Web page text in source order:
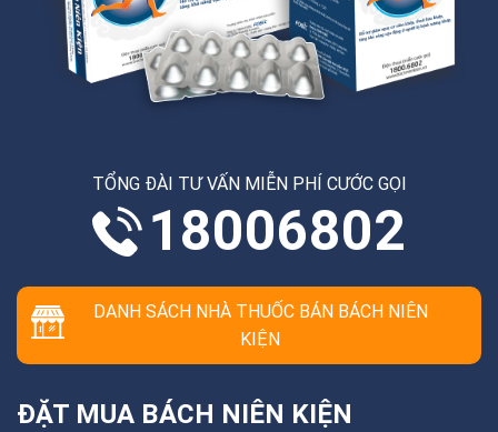
TỔNG ĐÀI TƯ VẤN MIỄN PHÍ CƯỚC GỌI
18006802
DANH SÁCH NHÀ THUỐC BÁN BÁCH NIÊN
KIỆN
ĐẶT MUA BÁCH NIÊN KIỆN